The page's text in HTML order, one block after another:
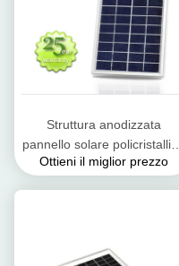
Struttura anodizzata
pannello solare policristallino
cristallino della lega di
Ottieni il miglior prezzo